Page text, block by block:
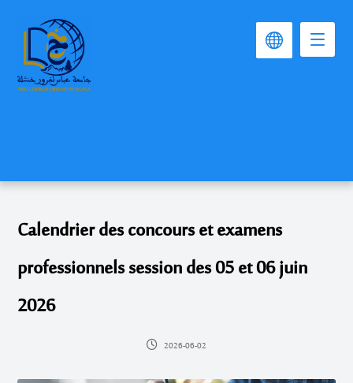
Calendrier des concours et examens
professionnels session des 05 et 06 juin
2026
2026-06-02